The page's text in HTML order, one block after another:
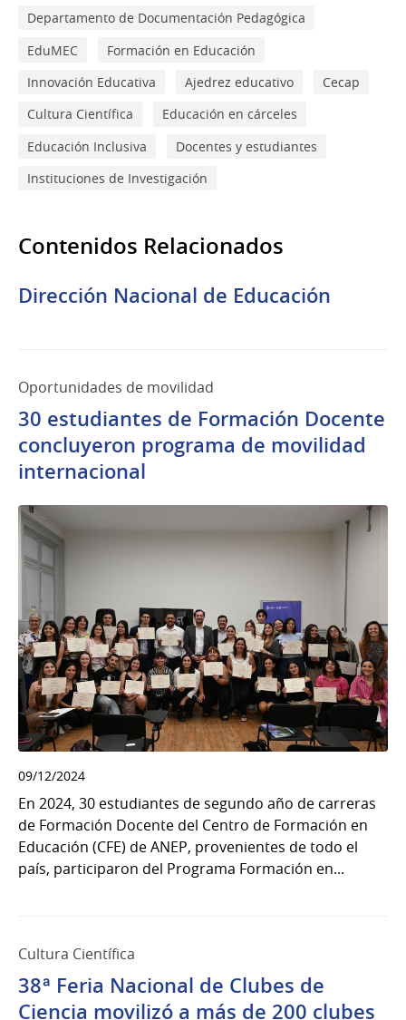
Departamento de Documentación Pedagógica
EduMEC
Formación en Educación
Innovación Educativa
Ajedrez educativo
Cecap
Cultura Científica
Educación en cárceles
Educación Inclusiva
Docentes y estudiantes
Instituciones de Investigación
Contenidos Relacionados
Dirección Nacional de Educación
Oportunidades de movilidad
30 estudiantes de Formación Docente
concluyeron programa de movilidad
internacional
09/12/2024
En 2024, 30 estudiantes de segundo año de carreras
de Formación Docente del Centro de Formación en
Educación (CFE) de ANEP, provenientes de todo el
país, participaron del Programa Formación en...
Cultura Científica
38ª Feria Nacional de Clubes de
Ciencia movilizó a más de 200 clubes